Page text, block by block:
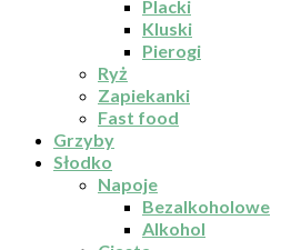
Placki
Kluski
Pierogi
Ryż
Zapiekanki
Fast food
Grzyby
Słodko
Napoje
Bezalkoholowe
Alkohol